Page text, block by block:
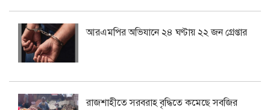
আরএমপির অভিযানে ২৪ ঘণ্টায় ২২ জন গ্রেপ্তার
রাজশাহীতে সরবরাহ বৃদ্ধিতে কমেছে সবজির